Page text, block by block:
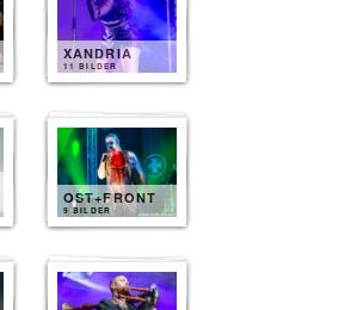
XANDRIA
11 BILDER
OST+FRONT
9 BILDER